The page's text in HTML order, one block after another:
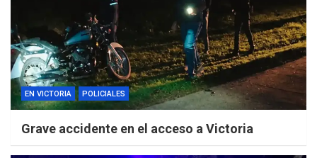
EN VICTORIA POLICIALES
Grave accidente en el acceso a Victoria